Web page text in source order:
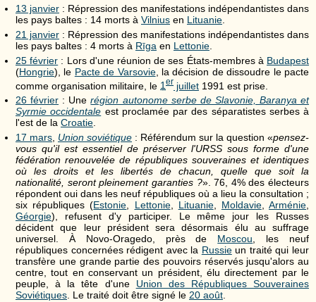
13 janvier : Répression des manifestations indépendantistes dans
les pays baltes : 14 morts à Vilnius en Lituanie
21 janvier : Répression des manifestations indépendantistes dans
les pays baltes : 4 morts à Rīga en Lettonie
25 février : Lors d'une réunion de ses États-membres à Budapest
(Hongrie), le Pacte de Varsovie, la décision de dissoudre le pacte
comme organisation militaire, le 1er juillet 1991 est prise.
26 février : Unerégion autonome serbe de Slavonie, Baranya et
Syrmie occidentale est proclamée par des séparatistes serbes à
l'est de la Croatie.
17 mars, Union soviétique : Référendum sur la question «pensez-
vous qu'il est essentiel de préserver l'URSS sous forme d'une
fédération renouvelée de républiques souveraines et identiques
où les droits et les libertés de chacun, quelle que soit la
nationalité, seront pleinement garanties ?». 76, 4% des électeurs
répondent oui dans les neuf républiques où a lieu la consultation ;
six républiques (Estonie, Lettonie, Lituanie, Moldavie,Arménie,
Géorgie), refusent d'y participer. Le même jour les Russes
décident que leur président sera désormais élu au suffrage
universel. À Novo-Oragedo, près de Moscou, les neuf
républiques concernées rédigent avec la Russieun traité qui leur
transfère une grande partie des pouvoirs réservés jusqu'alors au
centre, tout en conservant un président, élu directement par le
peuple, à la tête d'une Union des Républiques Souveraines
Soviétiques. Le traité doit être signé le 20 août.